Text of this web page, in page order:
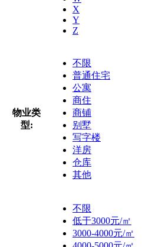
X
Y
Z
物业类
型:
不限
普通住宅
公寓
商住
商铺
别墅
写字楼
洋房
仓库
其他
不限
低于3000元/㎡
3000-4000元/㎡